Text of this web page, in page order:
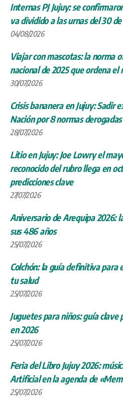
Internas PJ Jujuy: se
va dividido a las urnas del 30
04/08/2026
Viajar con mascotas: la norma
nacional de 2025 que ordena el
30/07/2026
Crisis bananera en Jujuy: Sadir
Nación por 8 normas derogadas
28/07/2026
Litio en Jujuy: Joe Lowry el
reconocido del rubro llega en
predicciones clave
27/07/2026
Aniversario de Arequipa 2026:
sus 486 años
25/07/2026
Colchón: la guía definitiva para
tu salud
25/07/2026
Juguetes para niños: guía
en 2026
25/07/2026
Feria del Libro Jujuy 2026:
Artificial en la agenda de
25/07/2026